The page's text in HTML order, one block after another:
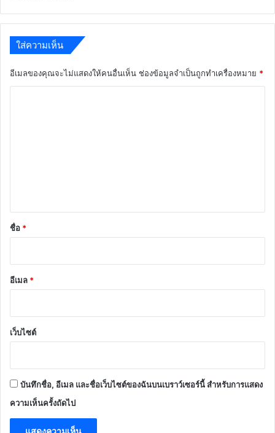
ใส่ความเห็น
อีเมลของคุณจะไม่แสดงให้คนอื่นเห็น ช่องข้อมูลจำเป็นถูกทำเครื่องหมาย *
*
ชื่อ *
อีเมล *
เว็บไซต์
บันทึกชื่อ, อีเมล และชื่อเว็บไซต์ของฉันบนเบราว์เซอร์นี้ สำหรับการแสดง
ความเห็นครั้งถัดไป